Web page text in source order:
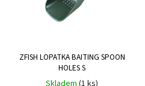
ZFISH LOPATKA BAITING SPOON
HOLES S